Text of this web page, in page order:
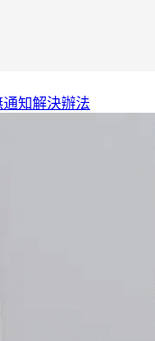
知解決辦法